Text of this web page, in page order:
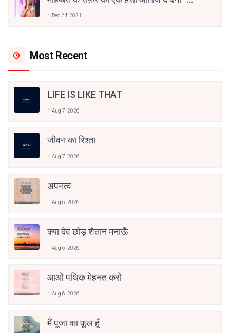
Dec 24, 2021
Most Recent
LIFE IS LIKE THAT
Aug 7, 2026
जीवन का रिश्ता
Aug 7, 2026
अपनत्व
Aug 6, 2026
क्या देव छोड़ शैतान मनाऊँ
Aug 6, 2026
आओ पथिक मेहनत करो
Aug 6, 2026
मैं पूजा का फूल हूँ